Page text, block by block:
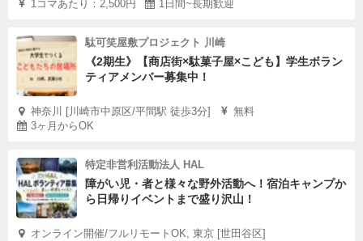
1コマあたり：2,500円
1日間~長期歓迎
駄可笑屋敷プロジェクト 川崎
《2期生》【商店街×駄菓子屋×こども】学生ボラン
ティアメンバー募集中！
神奈川 [川崎市中原区/平間駅 徒歩3分]
無料
3ヶ月からOK
特定非営利活動法人 HAL
障がい児・者と様々な野外活動へ！宿泊キャンプか
ら日帰りイベントまで盛り沢山！
オンライン開催/フルリモートOK, 東京 [世田谷区]